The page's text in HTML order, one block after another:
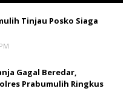
Tinjau Posko Siaga
Gagal Beredar,
Prabumulih Ringkus